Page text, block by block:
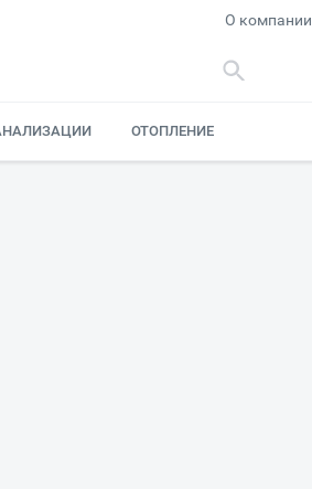
О компании
ОТОПЛЕНИЕ